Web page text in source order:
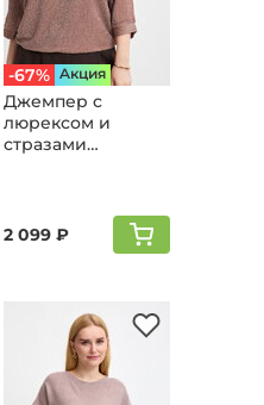
-67% Aкция
Джемпер с
люрексом и
стразами
2 099 ₽